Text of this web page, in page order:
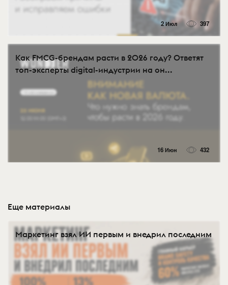
2 Июл 397
Как FMCG-брендам расти в 2026 году? Ответят
топ-эксперты digital-индустрии на он...
16 Июн 432
Еще материалы
Маркетинг взял ИИ первым и внедрил последним